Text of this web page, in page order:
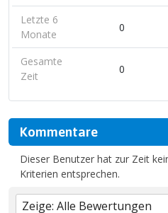
Letzte 6
Monate
0
Gesamte
Zeit
0
Kommentare
Dieser Benutzer hat zur Zeit
Kriterien entsprechen.